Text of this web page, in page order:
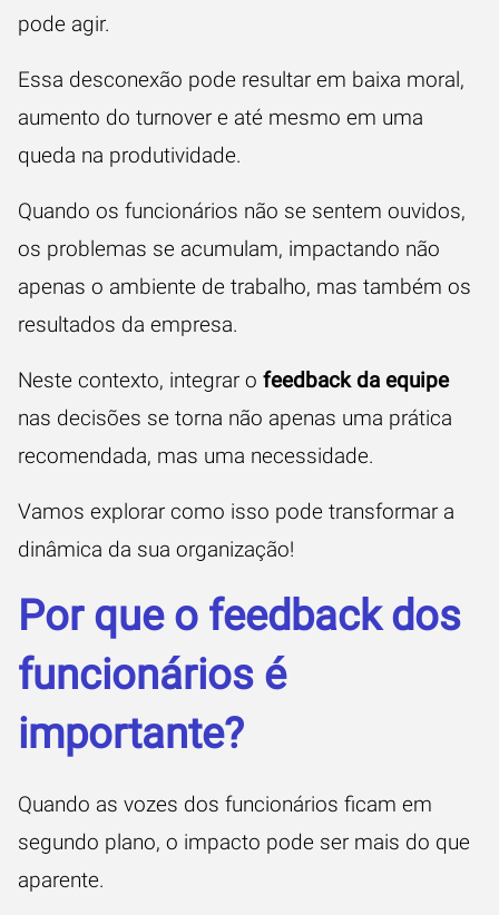
pode agir.
Essa desconexão pode resultar em baixa moral,
aumento do turnover e até mesmo em uma
queda na produtividade.
Quando os funcionários não se sentem ouvidos,
os problemas se acumulam, impactando não
apenas o ambiente de trabalho, mas também os
resultados da empresa.
Neste contexto, integrar o feedback da equipe
nas decisões se torna não apenas uma prática
recomendada, mas uma necessidade.
Vamos explorar como isso pode transformar a
dinâmica da sua organização!
Por que o feedback dos
funcionários é
importante?
Quando as vozes dos funcionários ficam em
segundo plano, o impacto pode ser mais do que
aparente.